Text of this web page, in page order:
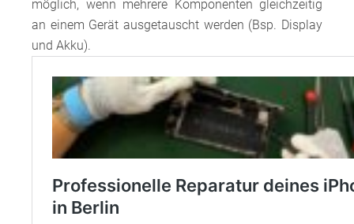
möglich, wenn mehrere Komponenten gleichzeitig
an einem Gerät ausgetauscht werden (Bsp. Display
und Akku).